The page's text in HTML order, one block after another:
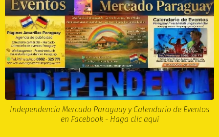
Independencia Mercado Paraguay y Calendario de Eventos
en Facebook - Haga clic aquí